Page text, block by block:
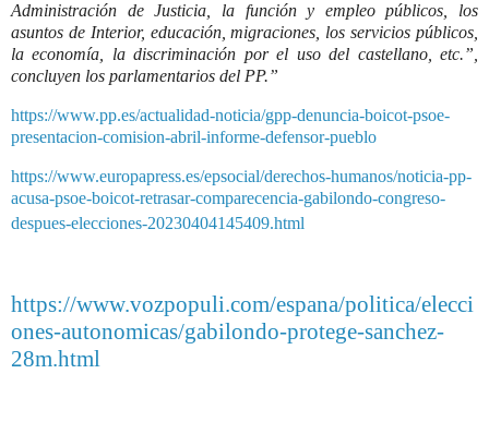
Administración de Justicia, la función y empleo públicos, los
asuntos de Interior, educación, migraciones, los servicios públicos,
la economía, la discriminación por el uso del castellano, etc.”,
concluyen los parlamentarios del PP.”
https://www.pp.es/actualidad-noticia/gpp-denuncia-boicot-psoe-
presentacion-comision-abril-informe-defensor-pueblo
https://www.europapress.es/epsocial/derechos-humanos/noticia-pp-
acusa-psoe-boicot-retrasar-comparecencia-gabilondo-congreso-
despues-elecciones-20230404145409.html
https://www.vozpopuli.com/espana/politica/elecci
ones-autonomicas/gabilondo-protege-sanchez-
28m.html